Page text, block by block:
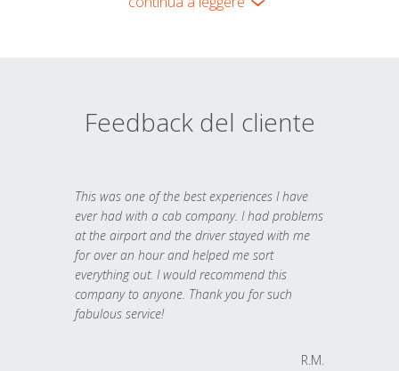
Feedback del cliente
This was one of the best experiences I have
ever had with a cab company. I had problems
at the airport and the driver stayed with me
for over an hour and helped me sort
everything out. I would recommend this
company to anyone. Thank you for such
fabulous service!
R.M.